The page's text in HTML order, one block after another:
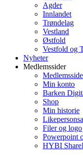
Agder
Innlandet
Trøndelag
Vestland
Østfold
Vestfold og
Nyheter
Medlemssider
Min konto
Barken
Shop
Min historie
Filer og logo
Powerpoint
HYBI